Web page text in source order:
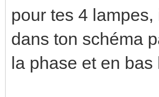
pour tes 4
dans ton schéma
la phase et en bas